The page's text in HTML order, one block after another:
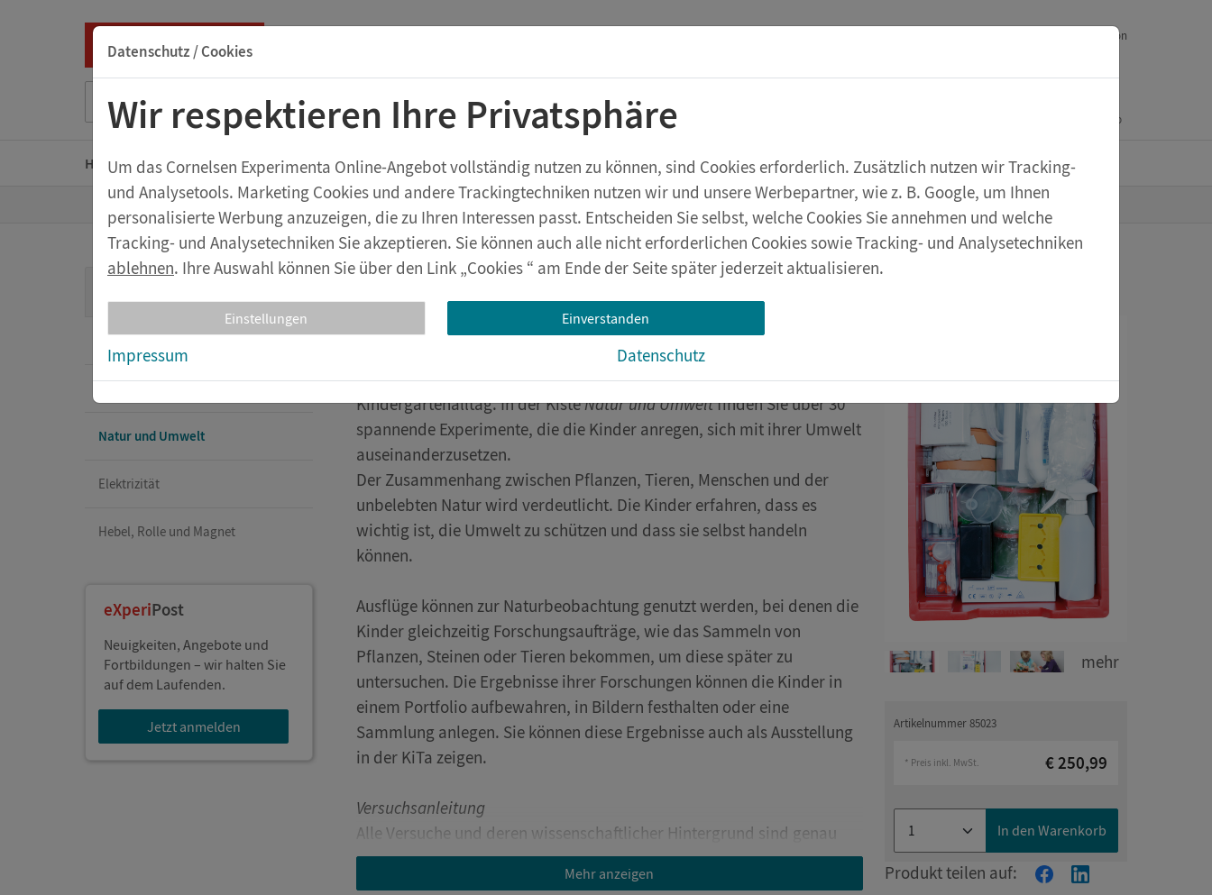
Datenschutz / Cookies
Wir respektieren Ihre Privatsphäre
Um das Cornelsen Experimenta Online-Angebot vollständig nutzen zu können, sind Cookies erforderlich. Zusätzlich nutzen wir Tracking-
und Analysetools. Marketing Cookies und andere Trackingtechniken nutzen wir und unsere Werbepartner, wie z. B. Google, um Ihnen
personalisierte Werbung anzuzeigen, die zu Ihren Interessen passt. Entscheiden Sie selbst, welche Cookies Sie annehmen und welche
Tracking- und Analysetechniken Sie akzeptieren. Sie können auch alle nicht erforderlichen Cookies sowie Tracking- und Analysetechniken
ablehnen. Ihre Auswahl können Sie über den Link „Cookies “ am Ende der Seite später jederzeit aktualisieren.
Einstellungen Einverstanden
Impressum Datenschutz
English version
Warenkorb
Home Kindergarten Grundschule Sekundarstufe Geräte & Zubehör eXperiBot Lehrwerksversuche eXperiScout
Z
u
S
t
a
i
e
Shop
Natur und Umwelt
Elektrizität
Hebel, Rolle und Magnet
eXperiPost
Neuigkeiten, Angebote und
Fortbildungen – wir halten Sie
auf dem Laufenden.
Jetzt anmelden
Anja und Leon experimentieren in Natur und Umwelt
Das ThemaNatur und Umweltist eines der wichtigsten im
Kindergartenalltag. In der KisteNatur und Umweltfinden Sie über 30
spannende Experimente, die die Kinder anregen, sich mit ihrer Umwelt
auseinanderzusetzen.
Der Zusammenhang zwischen Pflanzen, Tieren, Menschen und der
unbelebten Natur wird verdeutlicht. Die Kinder erfahren, dass es
wichtig ist, die Umwelt zu schützen und dass sie selbst handeln
können.
Ausflüge können zur Naturbeobachtung genutzt werden, bei denen die
Kinder gleichzeitig Forschungsaufträge, wie das Sammeln von
Pflanzen, Steinen oder Tieren bekommen, um diese später zu
untersuchen. Die Ergebnisse ihrer Forschungen können die Kinder in
einem Portfolio aufbewahren, in Bildern festhalten oder eine
Sammlung anlegen. Sie können diese Ergebnisse auch als Ausstellung
in der KiTa zeigen.
Versuchsanleitung
Alle Versuche und deren wissenschaftlicher Hintergrund sind genau
erklärt.
Kurze Geschichten aus dem Alltag von Anja und Leon bieten einen
Mehr anzeigen
mehr
Artikelnummer 85023
* Preis inkl. MwSt. € 250,99
In den Warenkorb
Produkt teilen auf: